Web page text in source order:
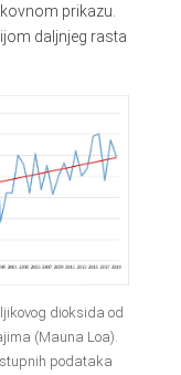
prikazu.
daljnjeg rasta
dioksida od
(Mauna Loa).
podataka